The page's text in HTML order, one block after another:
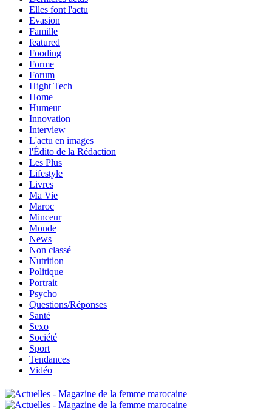
Elles font l'actu
Evasion
Famille
featured
Fooding
Forme
Forum
Hight Tech
Home
Humeur
Innovation
Interview
L'actu en images
l'Édito de la Rédaction
Les Plus
Lifestyle
Livres
Ma Vie
Maroc
Minceur
Monde
News
Non classé
Nutrition
Politique
Portrait
Psycho
Questions/Réponses
Santé
Sexo
Société
Sport
Tendances
Vidéo